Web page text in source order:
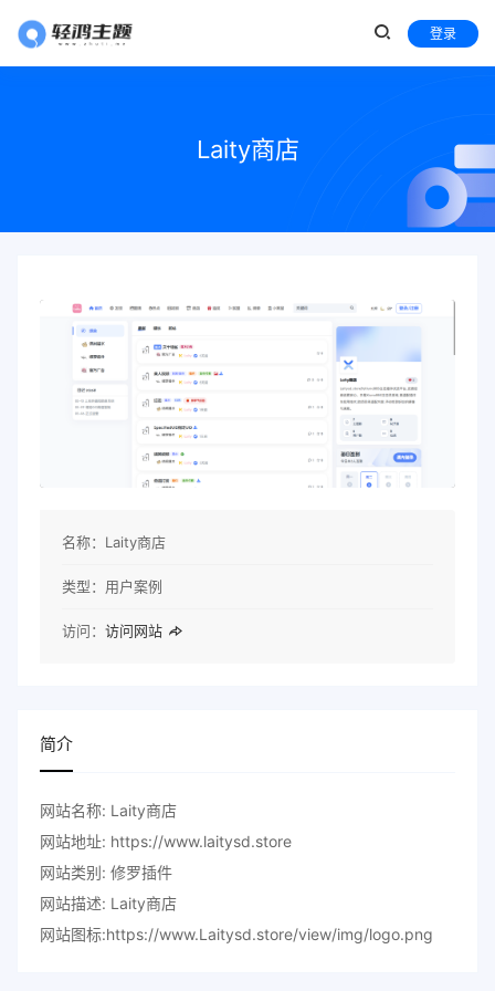
登录
Laity商店
名称： Laity商店
类型： 用户案例
访问： 访问网站
简介
网站名称: Laity商店
网站地址: https://www.laitysd.store
网站类别: 修罗插件
网站描述: Laity商店
网站图标:https://www.Laitysd.store/view/img/logo.png